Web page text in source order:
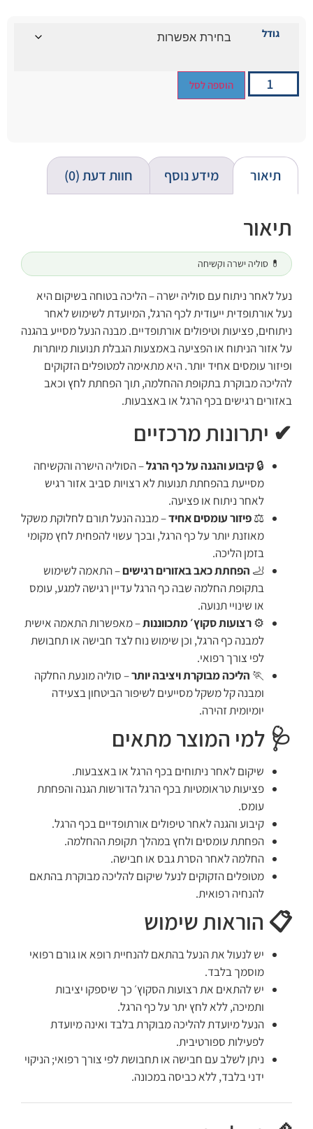
גודל
הוספה לסל
תיאור מידע נוסף חוות דעת (0)
תיאור
💊 סוליה ישרה וקשיחה
נעל לאחר ניתוח עם סוליה ישרה – הליכה בטוחה בשיקום היא
נעל אורתופדית ייעודית לכף הרגל, המיועדת לשימוש לאחר
ניתוחים, פציעות וטיפולים אורתופדיים. מבנה הנעל מסייע בהגנה
על אזור הניתוח או הפציעה באמצעות הגבלת תנועות מיותרות
ופיזור עומסים אחיד יותר. היא מתאימה למטופלים הזקוקים
להליכה מבוקרת בתקופת ההחלמה, תוך הפחתת לחץ וכאב
באזורים רגישים בכף הרגל או באצבעות.
✔ יתרונות מרכזיים
🔒קיבוע והגנה על כף הרגל– הסוליה הישרה והקשיחה
מסייעת בהפחתת תנועות לא רצויות סביב אזור רגיש
לאחר ניתוח או פציעה.
⚖️פיזור עומסים אחיד– מבנה הנעל תורם לחלוקת משקל
מאוזנת יותר על כף הרגל, ובכך עשוי להפחית לחץ מקומי
בזמן הליכה.
🦶 הפחתת כאב באזורים רגישים– התאמה לשימוש
בתקופת החלמה שבה כף הרגל עדיין רגישה למגע, עומס
או שינויי תנועה.
⚙️רצועות סקוץ׳ מתכווננות– מאפשרות התאמה אישית
למבנה כף הרגל, וכן שימוש נוח לצד חבישה או תחבושת
לפי צורך רפואי.
🏃 הליכה מבוקרת ויציבה יותר– סוליה מונעת החלקה
ומבנה קל משקל מסייעים לשיפור הביטחון בצעידה
יומיומית זהירה.
🩺 למי המוצר מתאים
שיקום לאחר ניתוחים בכף הרגל או באצבעות.
פציעות טראומטיות בכף הרגל הדורשות הגנה והפחתת
עומס.
קיבוע והגנה לאחר טיפולים אורתופדיים בכף הרגל.
הפחתת עומסים ולחץ במהלך תקופת ההחלמה.
החלמה לאחר הסרת גבס או חבישה.
מטופלים הזקוקים לנעל שיקום להליכה מבוקרת בהתאם
להנחיה רפואית.
📋 הוראות שימוש
יש לנעול את הנעל בהתאם להנחיית רופא או גורם רפואי
מוסמך בלבד.
יש להתאים את רצועות הסקוץ׳ כך שיספקו יציבות
ותמיכה, ללא לחץ יתר על כף הרגל.
הנעל מיועדת להליכה מבוקרת בלבד ואינה מיועדת
לפעילות ספורטיבית.
ניתן לשלב עם חבישה או תחבושת לפי צורך רפואי; הניקוי
ידני בלבד, ללא כביסה במכונה.